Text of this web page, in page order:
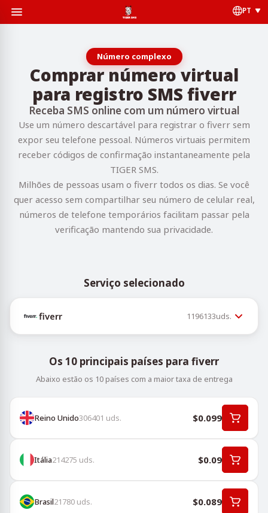
PT
Número complexo
Comprar número virtual
para registro SMS fiverr
Receba SMS online com um número virtual
Use um número descartável para registrar o fiverr sem
expor seu telefone pessoal. Números virtuais permitem
receber códigos de confirmação instantaneamente pela
TIGER SMS.
Milhões de pessoas usam o fiverr todos os dias. Se você
quer acesso sem compartilhar seu número de celular real,
números de telefone temporários facilitam passar pela
verificação mantendo sua privacidade.
Serviço selecionado
fiverr 1196133uds.
Os 10 principais países para fiverr
Abaixo estão os 10 países com a maior taxa de entrega
Reino Unido306401 uds. $0.099
Itália214275 uds. $0.09
Brasil21780 uds. $0.089